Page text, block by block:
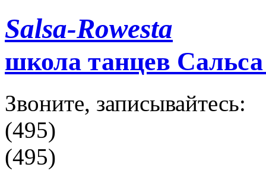
Salsa-Rowesta
школа танцев
Звоните, записывайтесь:
(495)
(495)